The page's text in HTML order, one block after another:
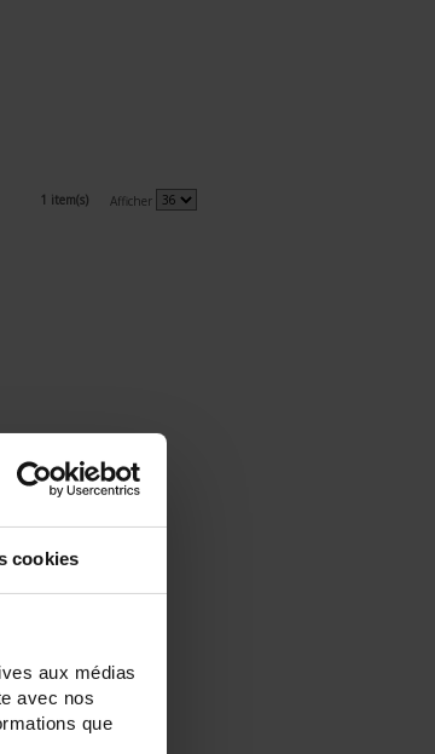
cookies
aux médias
avec nos
que
1 item(s) Afficher